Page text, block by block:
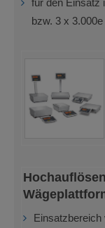
für den Einsatz
bzw. 3 x